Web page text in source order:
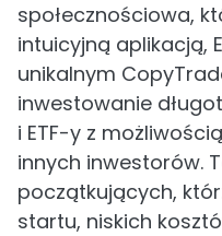
społecznościowa,
intuicyjną aplikacją,
unikalnym
inwestowanie
i ETF-y z
innych inwestorów.
początkujących,
startu, niskich